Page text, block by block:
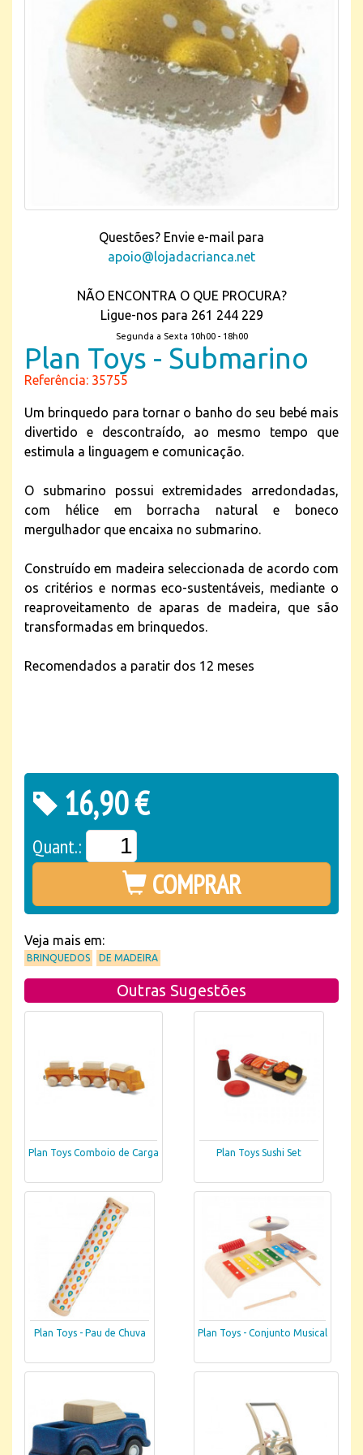
Questões? Envie e-mail para
apoio@lojadacrianca.net
NÃO ENCONTRA O QUE PROCURA?
Ligue-nos para 261 244 229
Segunda a Sexta 10h00 - 18h00
Plan Toys - Submarino
Referência: 35755
Um brinquedo para tornar o banho do seu bebé mais
divertido e descontraído, ao mesmo tempo que
estimula a linguagem e comunicação.
O submarino possui extremidades arredondadas,
com hélice em borracha natural e boneco
mergulhador que encaixa no submarino.
Construído em madeira seleccionada de acordo com
os critérios e normas eco-sustentáveis, mediante o
reaproveitamento de aparas de madeira, que são
transformadas em brinquedos.
Recomendados a paratir dos 12 meses
16,90 €
Quant.:
COMPRAR
Veja mais em:
BRINQUEDOS DE MADEIRA
Outras Sugestões
Plan Toys Comboio de Carga Plan Toys Sushi Set
Plan Toys - Pau de Chuva Plan Toys - Conjunto Musical